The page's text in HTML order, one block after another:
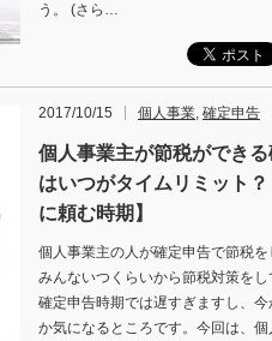
う。 (さら…
2017/10/15 個人事業, 確定申告
個人事業主が節税ができ
はいつがタイムリミット
に頼む時期】
個人事業主の人が確定申告で節税を
みんないつくらいから節税対策をし
確定申告時期では遅すぎますし、
か気になるところです。今回は、